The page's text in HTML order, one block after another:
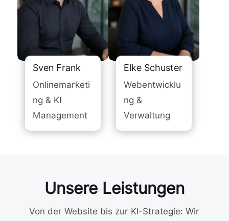
Sven Frank
Onlinemarketi
ng & KI
Management
Elke Schuster
Webentwicklu
ng &
Verwaltung
Unsere Leistungen
Von der Website bis zur KI-Strategie: Wir